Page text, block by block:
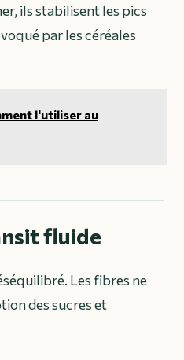
ils stabilisent les pics
par les céréales
l'utiliser au
fluide
Les fibres ne
des sucres et